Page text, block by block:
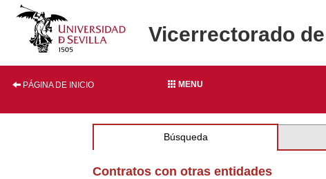
Vicerrectorado
PÁGINA DE INICIO MENU
Búsqueda
Contratos con otras entidades